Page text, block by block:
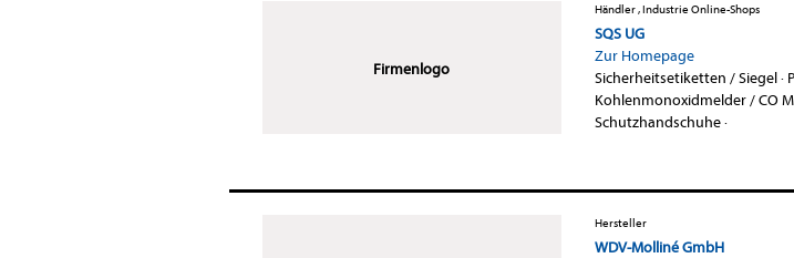
Firmenlogo
Händler , Industrie Online-Shops
SQS UG
Zur Homepage
Sicherheitsetiketten / Siegel·
Kohlenmonoxidmelder / CO
Schutzhandschuhe·
Hersteller
WDV-Molliné GmbH